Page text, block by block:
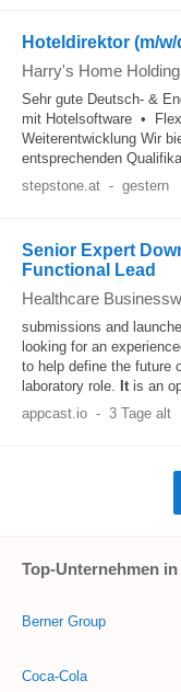
Hoteldirektor (m/w/
Harry's Home
Sehr gute Deutsch- &
mit Hotelsoftware •
Weiterentwicklung Wir
entsprechenden
stepstone.at - gestern
Senior Expert
Functional Lead
Healthcare
submissions and
looking for an
to help define the future
laboratory role. Itis an
appcast.io - 3 Tage alt
Top-Unternehmen
Berner Group
Coca-Cola